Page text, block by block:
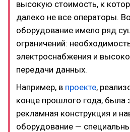
высокую стоимость, к
далеко не все операторы.
оборудование имело ряд
ограничений:
электроснабжения и
передачи данных.​
Например, в проекте,
конце прошлого года, была
рекламная конструкция и
оборудование —